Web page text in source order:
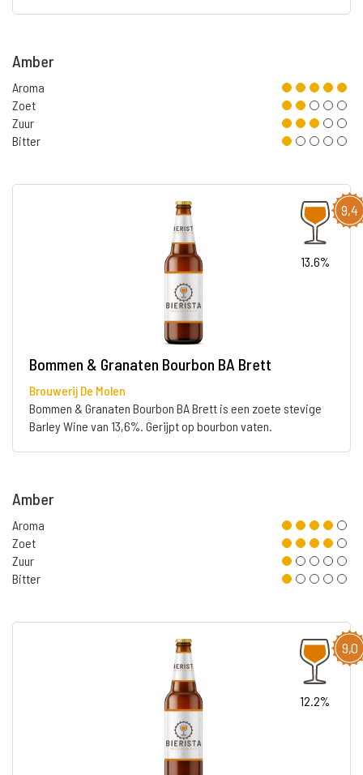
Amber
Aroma
Zoet
Zuur
Bitter
9,4
13.6%
Bommen & Granaten Bourbon BA Brett
Brouwerij De Molen
Bommen & Granaten Bourbon BA Brett is een zoete stevige
Barley Wine van 13,6%. Gerijpt op bourbon vaten.
Amber
Aroma
Zoet
Zuur
Bitter
9,0
12.2%